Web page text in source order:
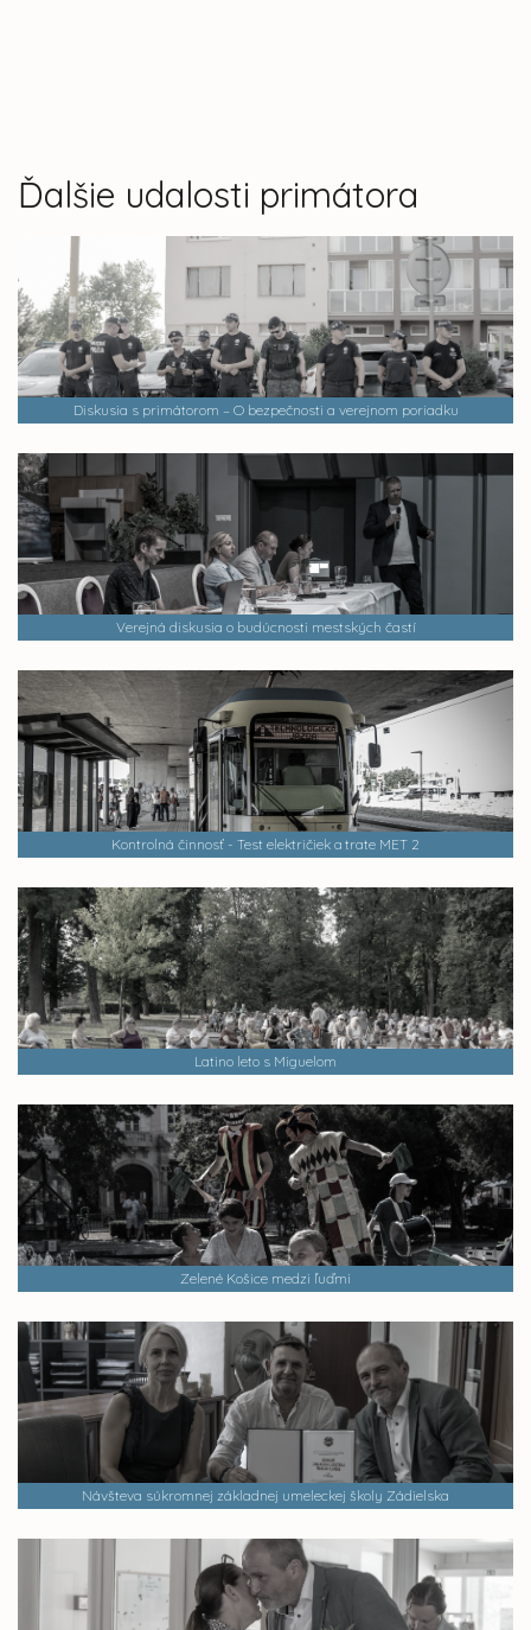
Ďalšie udalosti primátora
Diskusia s primátorom – O bezpečnosti a verejnom poriadku
Verejná diskusia o budúcnosti mestských častí
Kontrolná činnosť - Test električiek a trate MET 2
Latino leto s Miguelom
Zelené Košice medzi ľuďmi
Návšteva súkromnej základnej umeleckej školy Zádielska